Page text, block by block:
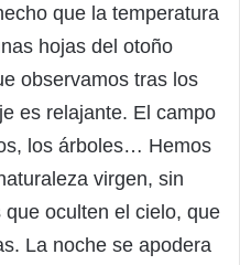
que la temperatura
hojas del otoño
observamos tras los
es relajante. El campo
los árboles… Hemos
virgen, sin
oculten el cielo, que
La noche se apodera